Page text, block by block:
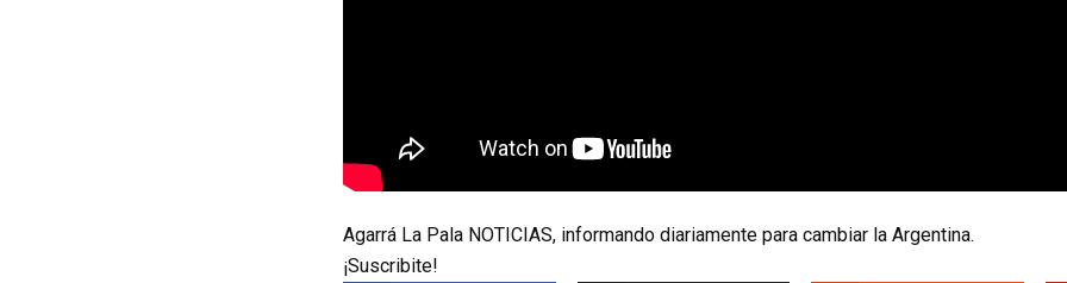
Agarrá La Pala NOTICIAS, informando diariamente para cambiar la Argentina.
¡Suscribite!